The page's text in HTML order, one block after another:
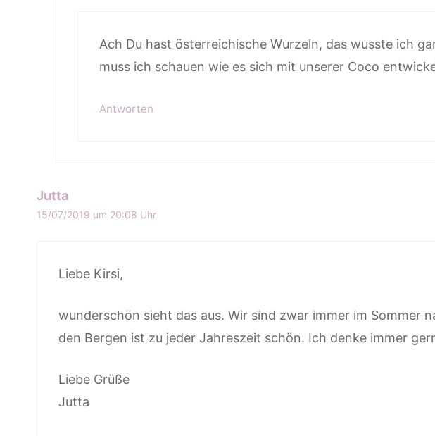
Ach Du hast österreichische Wurzeln, das wusste ich
muss ich schauen wie es sich mit unserer Coco
Antworten
Jutta
15/07/2019 um 20:08 Uhr
Liebe Kirsi,
wunderschön sieht das aus. Wir sind zwar immer im Sommer
den Bergen ist zu jeder Jahreszeit schön. Ich denke immer
Liebe Grüße
Jutta